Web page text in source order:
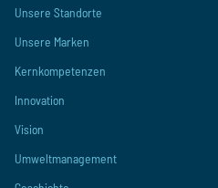
Unsere Standorte
Unsere Marken
Kernkompetenzen
Innovation
Vision
Umweltmanagement